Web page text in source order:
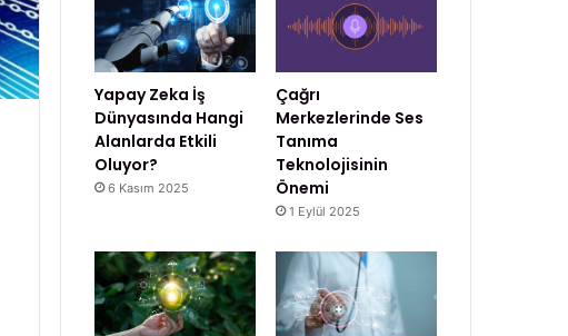
Yapay Zeka İş
Dünyasında Hangi
Alanlarda Etkili
Oluyor?
6 Kasım 2025
Çağrı
Merkezlerinde Ses
Tanıma
Teknolojisinin
Önemi
1 Eylül 2025